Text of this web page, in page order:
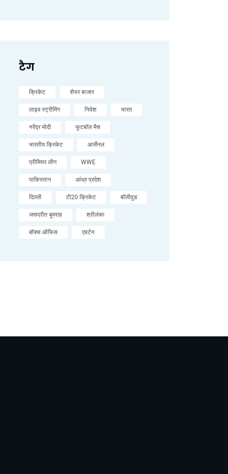
टैग
क्रिकेट शेयर बाजार
लाइव स्ट्रीमिंग निवेश भारत
नरेंद्र मोदी फुटबॉल मैच
भारतीय क्रिकेट आर्सेनल
प्रीमियर लीग WWE
पाकिस्तान आंध्र प्रदेश
दिल्ली टी20 क्रिकेट बॉलीवुड
जसप्रीत बुमराह श्रीलंका
बॉक्स ऑफिस एवर्टन